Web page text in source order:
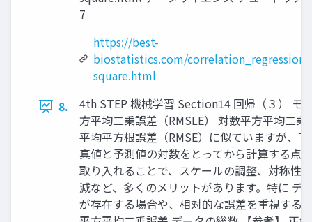
7
https://best-
biostatistics.com/
square.html
8.
4th STEP 機械学習 Section14 回帰（３） モ
方平均二乗誤差（RMSLE） 対数平方平均二
平均平方根誤差（RMSE）に似ていますが、
真値と予測値の対数をとってから計算する点
取り入れることで、スケールの調整、対称性
減など、多くのメリットがあります。特に デ
が存在する場合や、相対的な誤差を重視する